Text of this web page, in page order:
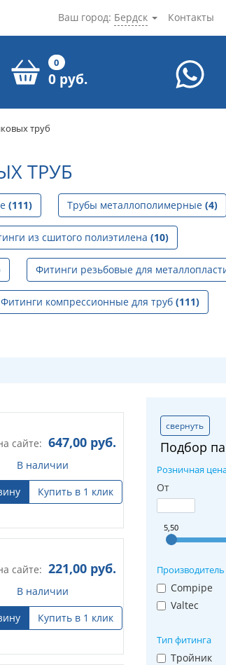
Контакты
Ваш город: Бердск
0
0 руб.
труб
ТРУБ
(111) Трубы металлополимерные (4)
из сшитого полиэтилена (10)
Фитинги резьбовые для
Фитинги компрессионные для труб (111)
свернуть
Подбор
Розничная
От
5,50
Производитель
Compipe
Valtec
Тип фитинга
Тройник
сайте: 647,00руб.
В наличии
Купить в 1 клик
сайте: 221,00руб.
В наличии
Купить в 1 клик